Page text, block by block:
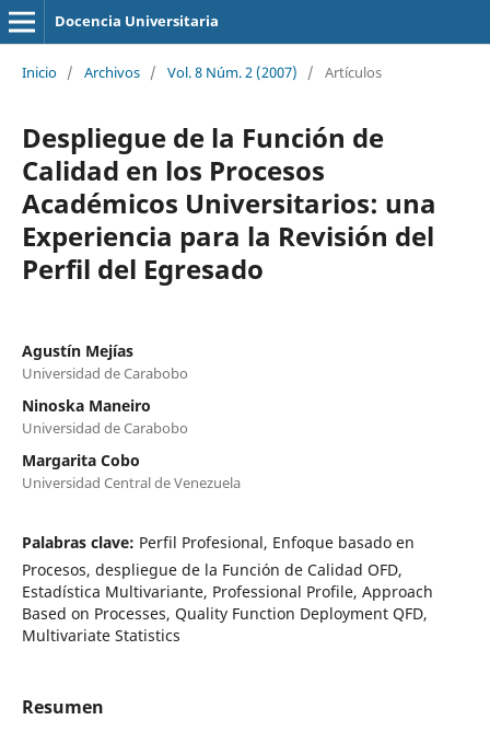
Docencia Universitaria
Inicio / Archivos / Vol. 8 Núm. 2 (2007) / Artículos
Despliegue de la Función de
Calidad en los Procesos
Académicos Universitarios: una
Experiencia para la Revisión del
Perfil del Egresado
Agustín Mejías
Universidad de Carabobo
Ninoska Maneiro
Universidad de Carabobo
Margarita Cobo
Universidad Central de Venezuela
Palabras clave: Perfil Profesional, Enfoque basado en
Procesos, despliegue de la Función de Calidad OFD,
Estadística Multivariante, Professional Profile, Approach
Based on Processes, Quality Function Deployment QFD,
Multivariate Statistics
Resumen